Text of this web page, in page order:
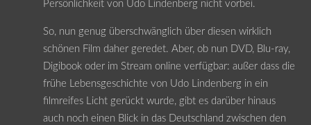
Persönlichkeit von Udo Lindenberg nicht vorbei.
So, nun genug überschwänglich über diesen wirklich
schönen Film daher geredet. Aber, ob nun DVD, Blu-ray,
Digibook oder im Stream online verfügbar: außer dass die
frühe Lebensgeschichte von Udo Lindenberg in ein
filmreifes Licht gerückt wurde, gibt es darüber hinaus
auch noch einen Blick in das Deutschland zwischen den